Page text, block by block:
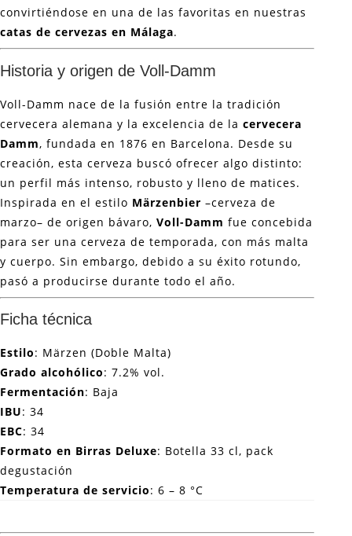
convirtiéndose en una de las favoritas en nuestras
catas de cervezas en Málaga.
Historia y origen de Voll-Damm
Voll-Damm nace de la fusión entre la tradición
cervecera alemana y la excelencia de la cervecera
Damm, fundada en 1876 en Barcelona. Desde su
creación, esta cerveza buscó ofrecer algo distinto:
un perfil más intenso, robusto y lleno de matices.
Inspirada en el estilo Märzenbier –cerveza de
marzo– de origen bávaro, Voll-Damm fue concebida
para ser una cerveza de temporada, con más malta
y cuerpo. Sin embargo, debido a su éxito rotundo,
pasó a producirse durante todo el año.
Ficha técnica
Estilo: Märzen (Doble Malta)
Grado alcohólico: 7.2% vol.
Fermentación: Baja
IBU: 34
EBC: 34
Formato en Birras Deluxe: Botella 33 cl, pack
degustación
Temperatura de servicio: 6 – 8 °C